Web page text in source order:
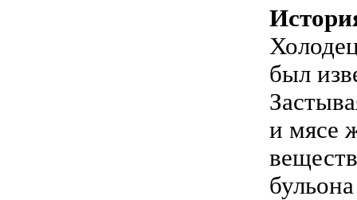
был
и мясе